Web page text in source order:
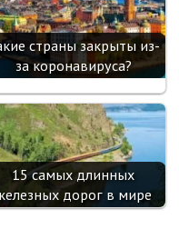
страны закрыты из-
за коронавируса?
15 самых длинных
дорог в мире